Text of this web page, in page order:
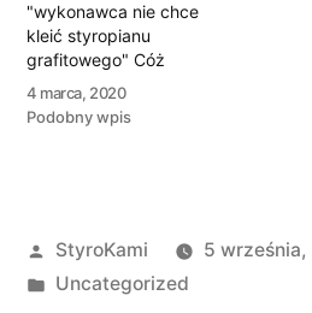
"wykonawca nie chce
kleić styropianu
grafitowego" Cóż
wówczas począć, kiedy
chcemy mieć
odpowiednio ocieplony
zespolone z białą
powłoką Swisspor
Lambda White lub
4 marca, 2020
Podobny wpis
Opublikowane
przez
StyroKami
5 września,
Opublikowano
Uncategorized